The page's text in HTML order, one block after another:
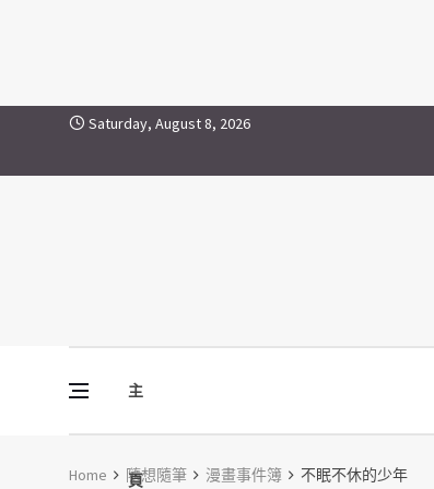
Skip to contentSaturday, August 8, 2026
主
頁
Vine Media
葡萄樹傳媒
Home 隨想隨筆 漫畫事件簿 不眠不休的少年